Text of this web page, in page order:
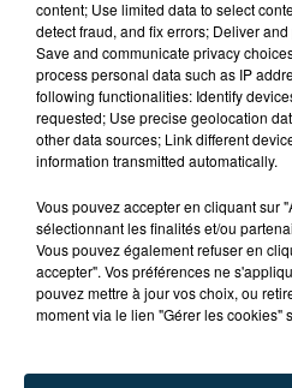
6. BAD BUNNY -
content; Use limited data to select
detect fraud, and fix errors; Deliver
Save and communicate privacy
process personal data such as IP
following functionalities: Identify
requested; Use precise geolocation
other data sources; Link different
information transmitted automatically.
Vous pouvez accepter en cliquant sur
sélectionnant les finalités et/ou
Vous pouvez également refuser en
accepter". Vos préférences ne
pouvez mettre à jour vos choix, ou
moment via le lien "Gérer les cookies"